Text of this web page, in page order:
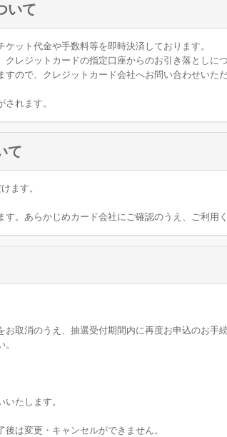
いて
ット代金や手数料等を即時決済しております。
レジットカードの指定口座からのお引き落としに
ので、クレジットカード会社へお問い合わせいた
れます。
て
ます。
。あらかじめカード会社にご確認のうえ、ご利用く
取消のうえ、抽選受付期間内に再度お申込のお手
たします。
は変更・キャンセルができません。